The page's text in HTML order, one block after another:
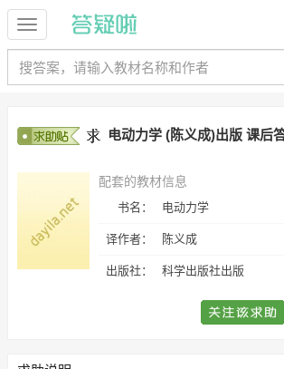
电动力学 (陈义成)出版 课后
配套的教材信息
书名： 电动力学
译作者： 陈义成
出版社： 科学出版社出版